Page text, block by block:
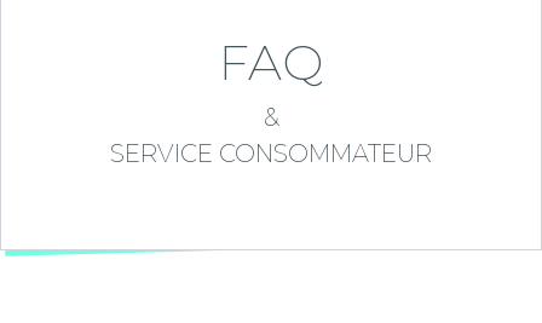
FAQ
&
SERVICE CONSOMMATEUR